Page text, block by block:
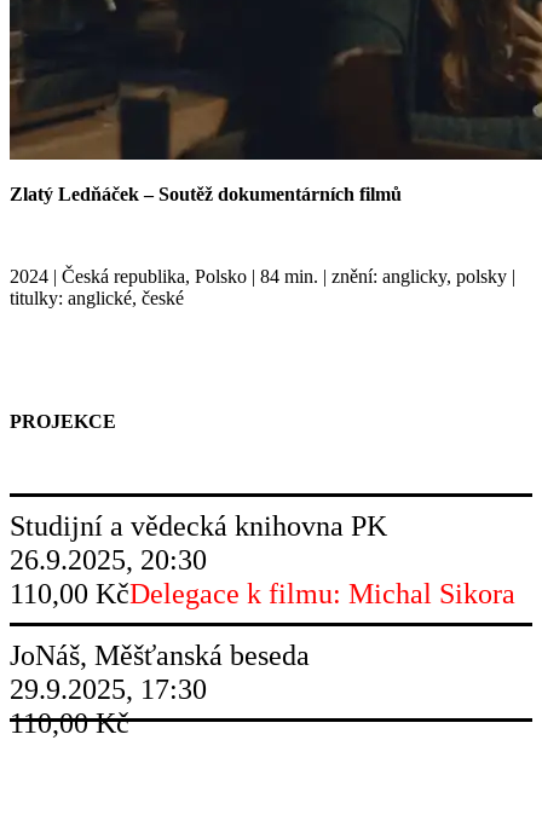
Zlatý Ledňáček – Soutěž dokumentárních filmů
2024 Česká republika, Polsko 84 min.
znění: anglicky, polsky
titulky: anglické, české
PROJEKCE
Studijní a vědecká knihovna PK
26.9.2025, 20:30
110,00 KčDelegace k filmu: Michal Sikora
JoNáš, Měšťanská beseda
29.9.2025, 17:30
110,00 Kč